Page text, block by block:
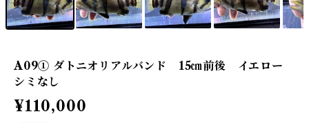
A09① ダトニオリアルバンド 15㎝前後 イエロー
シミなし
¥110,000